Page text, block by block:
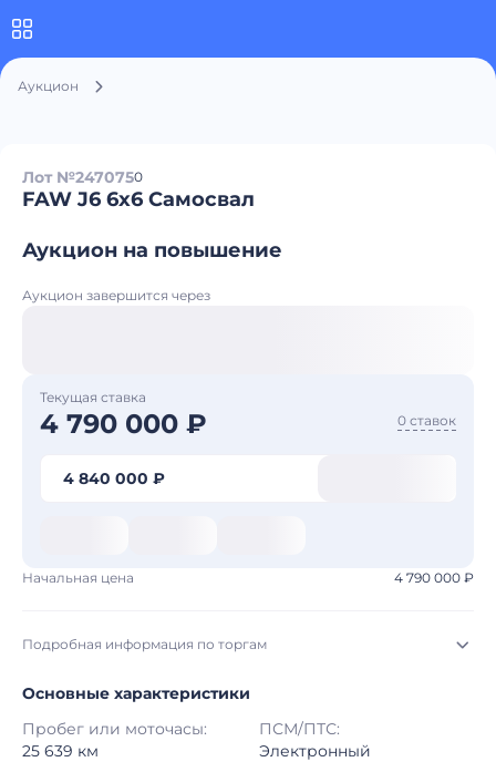
Аукцион
Лот №2470750
FAW J6 6x6 Самосвал
Аукцион на повышение
Аукцион завершится через
Текущая ставка
4 790 000 ₽ 0 ставок
4 840 000 ₽
Начальная цена 4 790 000 ₽
Подробная информация по торгам
Начало торгов: 03.08.2026, 13:46 МСК
Конец торгов: 10.08.2026, 14:00 МСК
Основные характеристики
Пробег или моточасы:
25 639 км
ПСМ/ПТС:
Электронный